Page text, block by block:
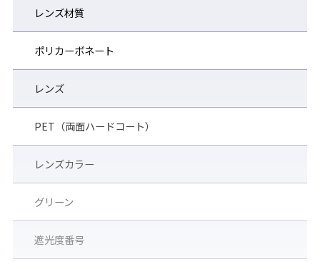
レンズ材質
ポリカーボネート
レンズ
PET（両面ハードコート）
レンズカラー
グリーン
遮光度番号